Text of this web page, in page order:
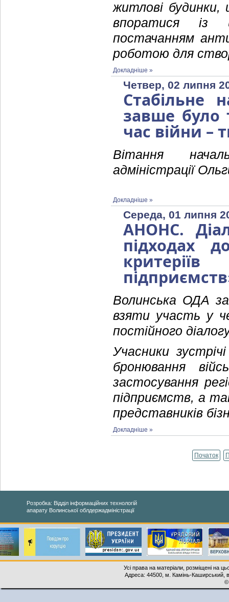
житлові будинки,
впоратися
постачанням
роботою для
Докладніше »
Четвер, 02 липня
Стабільне
завше було
час війни –
Вітання
адміністрації
Докладніше »
Середа, 01 липня
АНОНС.
підходах
Волинська ОДА
взяти участь у
постійного
Учасники
бронювання
застосування
підприємств, а
представників
Докладніше »
Початок
Розробка: Відділ інформаційних технологій
апарату Волинської облдержадміністрації
Усі права на матеріали, розміщені на
Адреса: 44500, м. Камінь-Каширський,
©